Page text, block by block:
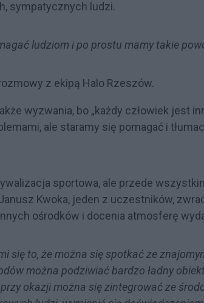
sympatycznych ludzi.
ludziom i po prostu mamy takie
z ekipą Halo Rzeszów.
wyzwania, bo „każdy człowiek jest
ale staramy się pomagać i
sportowa, ale przede
Kwoka, jeden z uczestników,
ośrodków i docenia atmosferę
się to, że można się spotkać ze
można podziwiać bardzo ładny
okazji można się zintegrować ze